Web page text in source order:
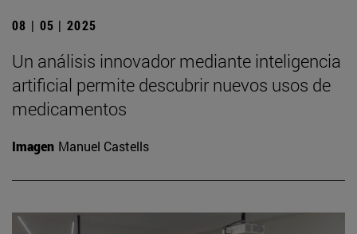
08 | 05 | 2025
Un análisis innovador mediante inteligencia
artificial permite descubrir nuevos usos de
medicamentos
Imagen Manuel Castells